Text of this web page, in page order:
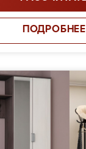
ПОДРОБНЕЕ